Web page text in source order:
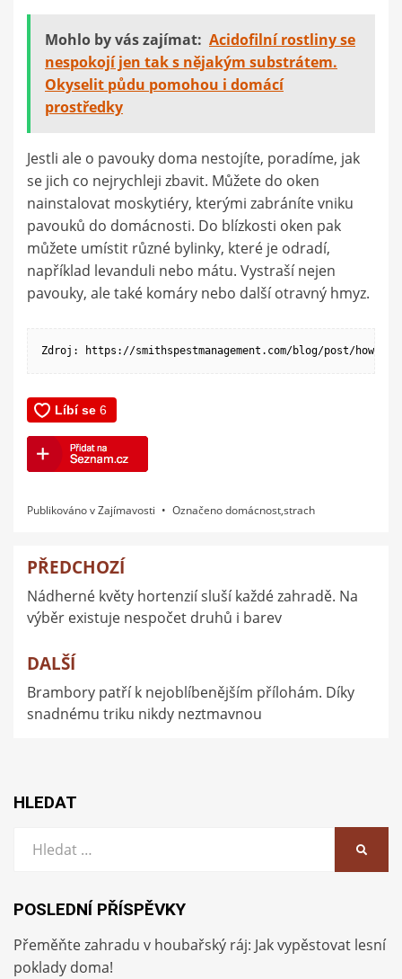
Mohlo by vás zajímat: Acidofilní rostliny se
nespokojí jen tak s nějakým substrátem.
Okyselit půdu pomohou i domácí
prostředky
Jestli ale o pavouky doma nestojíte, poradíme, jak
se jich co nejrychleji zbavit. Můžete do oken
nainstalovat moskytiéry, kterými zabráníte vniku
pavouků do domácnosti. Do blízkosti oken pak
můžete umístit různé bylinky, které je odradí,
například levanduli nebo mátu. Vystraší nejen
pavouky, ale také komáry nebo další otravný hmyz.
Zdroj: https://smithspestmanagement.com/blog/post/how-
Publikováno vZajímavosti Označenodomácnost,strach
Navigace
pro
příspěvek
PŘEDCHOZÍ
Nádherné květy hortenzií sluší každé zahradě. Na
výběr existuje nespočet druhů i barev
DALŠÍ
Brambory patří k nejoblíbenějším přílohám. Díky
snadnému triku nikdy neztmavnou
HLEDAT
POSLEDNÍ PŘÍSPĚVKY
Přeměňte zahradu v houbařský ráj: Jak vypěstovat lesní
poklady doma!